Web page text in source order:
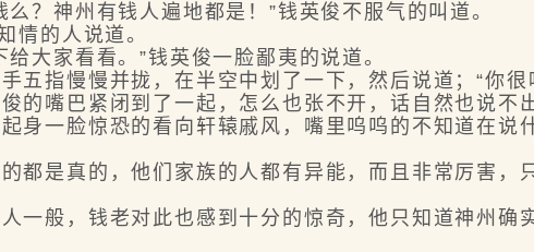
神州有钱人遍地都是！”钱英俊不服气的叫道。
的人说道。
家看看。”钱英俊一脸鄙夷的说道。
指慢慢并拢，在半空中划了一下，然后说道；“你很
嘴巴紧闭到了一起，怎么也张不开，话自然也说不出
一脸惊恐的看向轩辕戚风，嘴里呜呜的不知道在说
是真的，他们家族的人都有异能，而且非常厉害，
般，钱老对此也感到十分的惊奇，他只知道神州确